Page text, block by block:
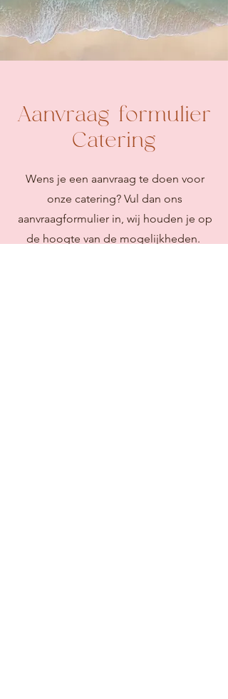
Aanvraag formulier
Catering
Wens je een aanvraag te doen voor
onze catering? Vul dan ons
aanvraagformulier in, wij houden je op
de hoogte van de mogelijkheden.